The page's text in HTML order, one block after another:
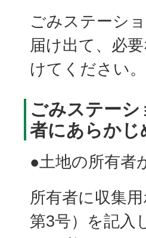
ごみステーシ
届け出て、必
けてください。
ごみステー
者にあらかじ
●土地の所有者
所有者に収集
第3号）を記入